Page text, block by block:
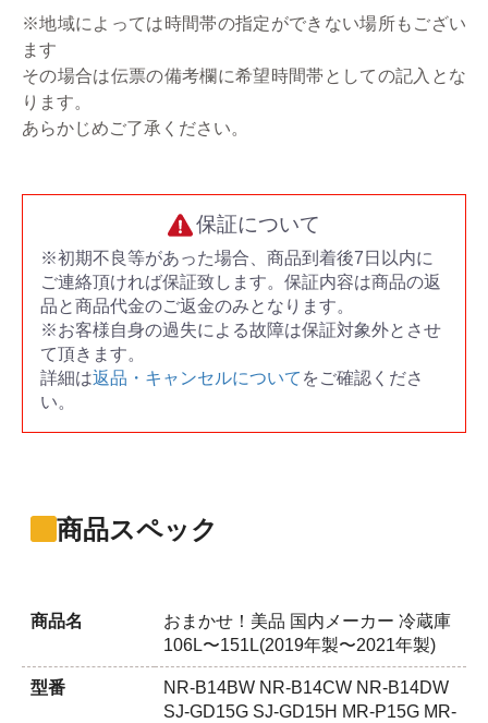
※地域によっては時間帯の指定ができない場所もござい
ます
その場合は伝票の備考欄に希望時間帯としての記入とな
ります。
あらかじめご了承ください。
保証について
※初期不良等があった場合、商品到着後7日以内に
ご連絡頂ければ保証致します。保証内容は商品の返
品と商品代金のご返金のみとなります。
※お客様自身の過失による故障は保証対象外とさせ
て頂きます。
詳細は返品・キャンセルについて をご確認くださ
い。
商品スペック
商品名
おまかせ！美品 国内メーカー 冷蔵庫
106L〜151L(2019年製〜2021年製)
型番
NR-B14BW NR-B14CW NR-B14DW
SJ-GD15G SJ-GD15H MR-P15G MR-